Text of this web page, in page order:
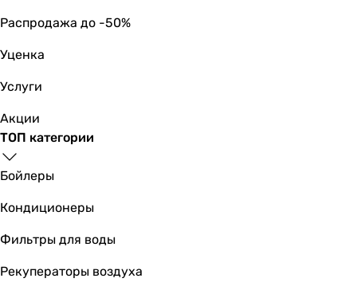
к водопроводу
к водопроводу
к водопроводу
к водопроводу
к водопроводу
к водопроводу
к водопроводу
к водопроводу
Размер картриджа смесителя
-
-
Распродажа до -50%
Уценка
Услуги
Акции
ТОП категории
Бойлеры
Кондиционеры
Фильтры для воды
Рекуператоры воздуха